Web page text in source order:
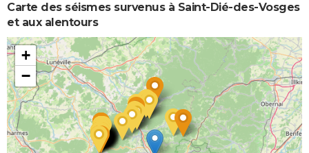
Carte des séismes survenus à Saint-Dié-des-Vosges
et aux alentours
+
−